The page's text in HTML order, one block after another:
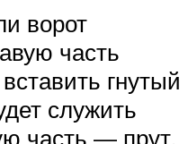
ворот
часть
гнутый
служить
часть — прут,